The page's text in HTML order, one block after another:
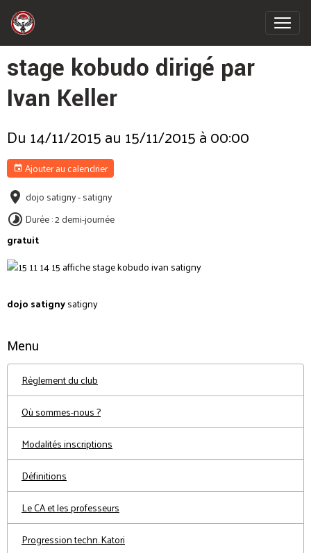
stage kobudo dirigé par
Ivan Keller
Du 14/11/2015au 15/11/2015à 00:00
Ajouter au calendrier
dojo satigny - satigny
Durée : 2 demi-journée
gratuit
dojo satignysatigny
Menu
Règlement du club
Où sommes-nous ?
Modalités inscriptions
Définitions
Le CA et les professeurs
Progression techn. Katori